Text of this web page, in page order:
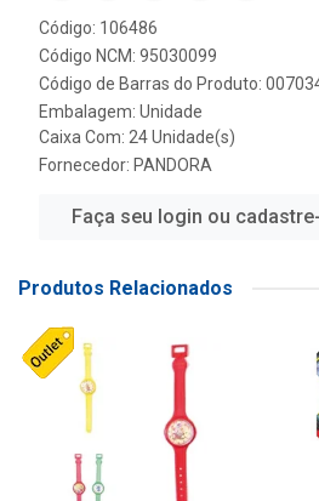
Código: 106486
Código NCM: 95030099
Código de Barras do Produto:
Embalagem: Unidade
Caixa Com: 24 Unidade(s)
Fornecedor: PANDORA
Faça seu login ou
Produtos Relacionados